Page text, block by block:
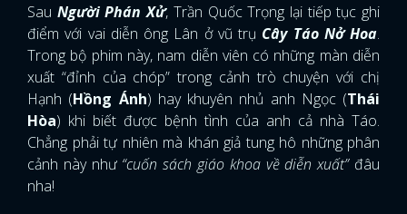
Sau Người Phán Xử, Trần Quốc Trọng lại tiếp tục ghi
điểm với vai diễn ông Lân ở vũ trụ Cây Táo Nở Hoa.
Trong bộ phim này, nam diễn viên có những màn diễn
xuất “đỉnh của chóp” trong cảnh trò chuyện với chị
Hạnh (Hồng Ánh) hay khuyên nhủ anh Ngọc (Thái
Hòa) khi biết được bệnh tình của anh cả nhà Táo.
Chẳng phải tự nhiên mà khán giả tung hô những phân
cảnh này như “cuốn sách giáo khoa về diễn xuất” đâu
nha!